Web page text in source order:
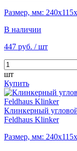
Размер, мм:
В наличии
447 руб. / шт
шт
Купить
Клинкерный
Feldhaus Klinker
Размер, мм: